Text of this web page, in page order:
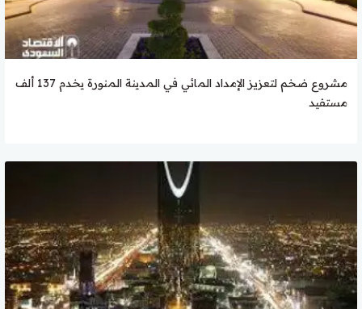
مشروع ضخم لتعزيز الإمداد المائي في المدينة المنورة يخدم 137 ألف
مستفيد